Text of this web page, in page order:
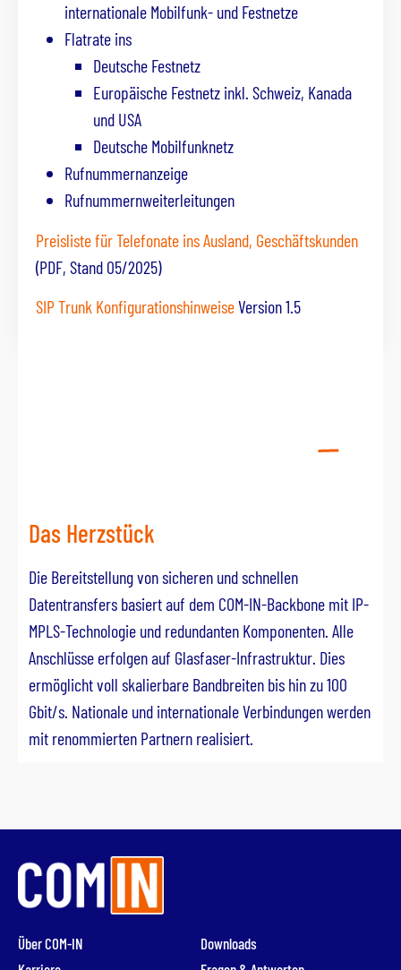
internationale Mobilfunk- und Festnetze
Flatrate ins
Deutsche Festnetz
Europäische Festnetz inkl. Schweiz, Kanada
und USA
Deutsche Mobilfunknetz
Rufnummernanzeige
Rufnummernweiterleitungen
Preisliste für Telefonate ins Ausland, Geschäftskunden
(PDF, Stand 05/2025)
SIP Trunk KonfigurationshinweiseVersion 1.5
Das Herzstück
Die Bereitstellung von sicheren und schnellen
Datentransfers basiert auf dem COM-IN-Backbone mit IP-
MPLS-Technologie und redundanten Komponenten. Alle
Anschlüsse erfolgen auf Glasfaser-Infrastruktur. Dies
ermöglicht voll skalierbare Bandbreiten bis hin zu 100
Gbit/s. Nationale und internationale Verbindungen werden
mit renommierten Partnern realisiert.
Über COM-IN
Downloads